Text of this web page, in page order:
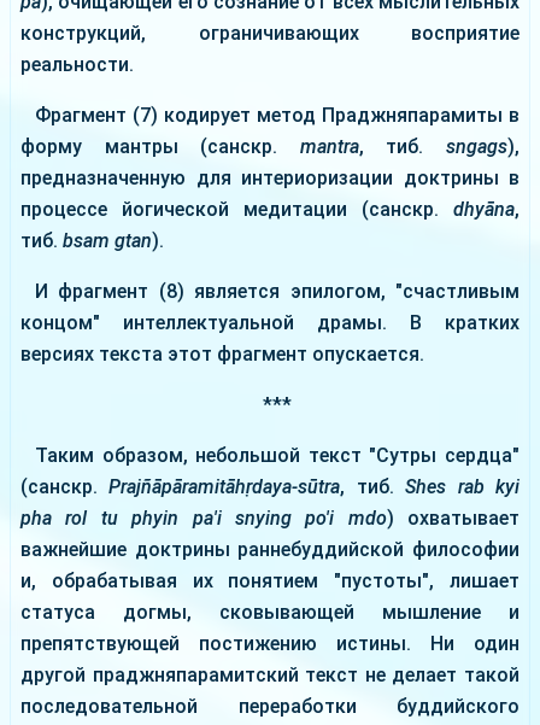
конструкций, ограничивающих восприятие
реальности.
Фрагмент (7) кодирует метод Праджняпарамиты в
форму мантры (санскр. mantra, тиб.sngags),
предназначенную для интериоризации доктрины в
процессе йогической медитации (санскр. dhyāna,
тиб. bsam gtan).
И фрагмент (8) является эпилогом, "счастливым
концом" интеллектуальной драмы. В кратких
версиях текста этот фрагмент опускается.
***
Таким образом, небольшой текст "Сутры сердца"
(санскр.Prajñāpāramitāhṛdaya-sūtra, тиб.Shes rab kyi
pha rol tu phyin pa'i snying po'i mdo) охватывает
важнейшие доктрины раннебуддийской философии
и, обрабатывая их понятием "пустоты", лишает
статуса догмы, сковывающей мышление и
препятствующей постижению истины. Ни один
другой праджняпарамитский текст не делает такой
последовательной переработки буддийского